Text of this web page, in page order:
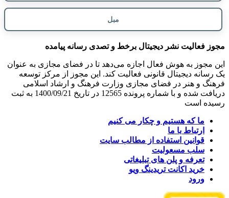
مبل
مجوز فعالیت نشر دیجیتال برخط و تصدی رسانه پیامده
این مجوز به هوش فعال اجازه می‌دهد تا در فضای مجازی به عنوان
یک رسانه دیجیتال قانونی فعالیت کند. این مجوز از مرکز توسعه
فرهنگ و هنر در فضای مجازی وزارت فرهنگ و ارشاد اسلامی
دریافت شده و با شماره پرونده 12565 در تاریخ 1400/09/21 به ثبت
رسیده است
ما که هستیم و چکار می کنیم
ارتباط با ما
قوانین استفاده از مطالب سایت
سلب مسعولیت
تعرفه و پلن های تبلیغاتی
خرید اکانت تریدینگ ویو
ورود